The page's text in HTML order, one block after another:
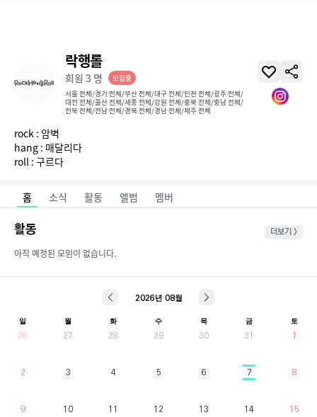
락행롤
회원 3 명
모집중
서울 전체/경기 전체/부산 전체/대구 전체/인천 전체/광주 전체/
대전 전체/울산 전체/세종 전체/강원 전체/충북 전체/충남 전체/
전북 전체/전남 전체/경북 전체/경남 전체/제주 전체
rock : 암벽
hang : 매달리다
roll : 구르다
홈 소식 활동 앨범 멤버
활동 더보기 >
아직 예정된 모임이 없습니다.
2026년 08월
일 월 화 수 목 금 토
26 27 28 29 30 31 1
2 3 4 5 6 7 8
9 10 11 12 13 14 15